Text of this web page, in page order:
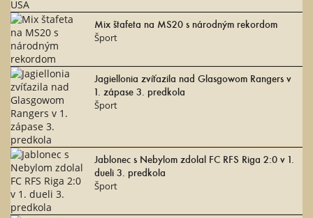
Mix štafeta na MS20 s národným rekordom
Šport
Jagiellonia zvíťazila nad Glasgowom Rangers v
1. zápase 3. predkola
Šport
Jablonec s Nebylom zdolal FC RFS Riga 2:0 v 1.
dueli 3. predkola
Šport